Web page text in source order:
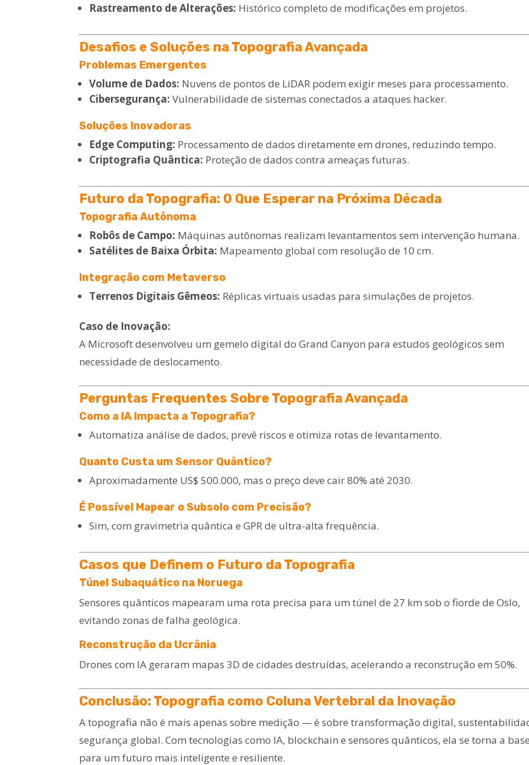
Rastreamento de Alterações: Histórico completo de modificações em projetos.
Desafios e Soluções na Topografia Avançada
Problemas Emergentes
Volume de Dados: Nuvens de pontos de LiDAR podem exigir meses para processamento.
Cibersegurança: Vulnerabilidade de sistemas conectados a ataques hacker.
Soluções Inovadoras
Edge Computing: Processamento de dados diretamente em drones, reduzindo tempo.
Criptografia Quântica: Proteção de dados contra ameaças futuras.
Futuro da Topografia: O Que Esperar na Próxima Década
Topografia Autônoma
Robôs de Campo: Máquinas autônomas realizam levantamentos sem intervenção humana.
Satélites de Baixa Órbita: Mapeamento global com resolução de 10 cm.
Integração com Metaverso
Terrenos Digitais Gêmeos: Réplicas virtuais usadas para simulações de projetos.
Caso de Inovação:
A Microsoft desenvolveu um gemelo digital do Grand Canyon para estudos geológicos sem
necessidade de deslocamento.
Perguntas Frequentes Sobre Topografia Avançada
Como a IA Impacta a Topografia?
Automatiza análise de dados, prevê riscos e otimiza rotas de levantamento.
Quanto Custa um Sensor Quântico?
Aproximadamente US$ 500.000, mas o preço deve cair 80% até 2030.
É Possível Mapear o Subsolo com Precisão?
Sim, com gravimetria quântica e GPR de ultra-alta frequência.
Casos que Definem o Futuro da Topografia
Túnel Subaquático na Noruega
Sensores quânticos mapearam uma rota precisa para um túnel de 27 km sob o fiorde de Oslo,
evitando zonas de falha geológica.
Reconstrução da Ucrânia
Drones com IA geraram mapas 3D de cidades destruídas, acelerando a reconstrução em 50%.
Conclusão: Topografia como Coluna Vertebral da Inovação
A topografia não é mais apenas sobre medição — é sobre transformação digital,
segurança global. Com tecnologias como IA, blockchain e sensores quânticos, ela se torna a
para um futuro mais inteligente e resiliente.